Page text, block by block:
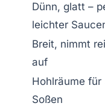
Dünn, glatt –
leichter
Breit, nimmt
auf
Hohlräume
Soßen